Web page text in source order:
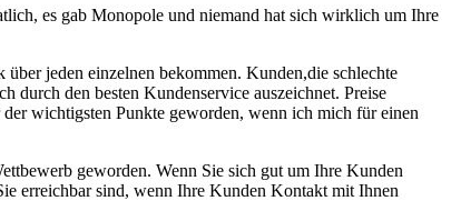
es gab Monopole und niemand hat sich wirklich um Ihre
jeden einzelnen bekommen. Kunden,die schlechte
durch den besten Kundenservice auszeichnet. Preise
wichtigsten Punkte geworden, wenn ich mich für einen
geworden. Wenn Sie sich gut um Ihre Kunden
erreichbar sind, wenn Ihre Kunden Kontakt mit Ihnen